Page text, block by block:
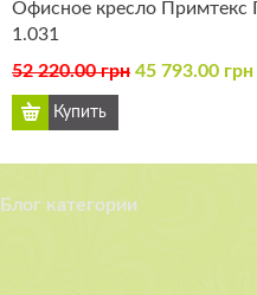
Офисное кресло Примтекс
1.031
52 220.00 грн 45 793.00 грн
Блог категории